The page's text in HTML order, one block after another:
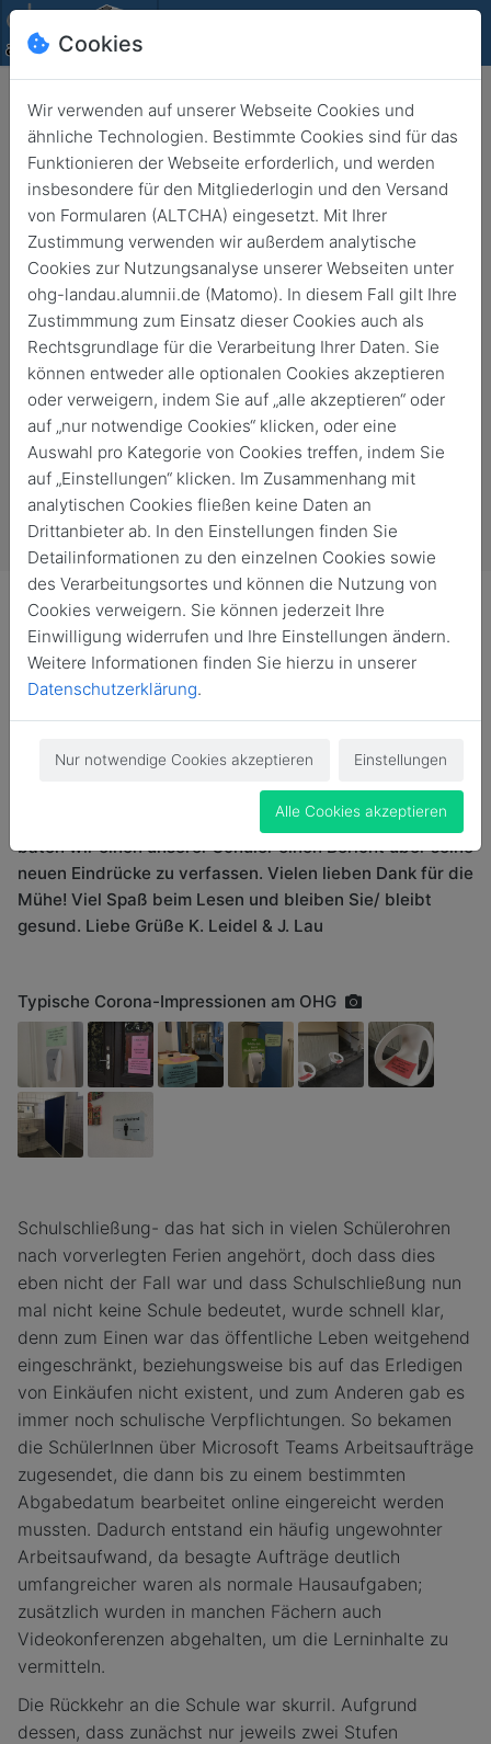
Schule zu Corona Zeiten
Zurück 9. Okt. 2020
Liebe Alumni, Herbstferien, wir haben es tatsächlich
musste weder Klassen noch die gesamte OHG-
Gemeinschaft in Quarantäne schicken. Um Ihnen/ euch
einen kleinen Einblick in den Schulalltag zu gewähren,
baten wir einen unserer Schüler einen Bericht über seine
neuen Eindrücke zu verfassen. Vielen lieben Dank für die
Mühe! Viel Spaß beim Lesen und bleiben Sie/ bleibt
gesund. Liebe Grüße K. Leidel & J. Lau
Typische Corona-Impressionen am OHG
Schulschließung- das hat sich in vielen Schülerohren
nach vorverlegten Ferien angehört, doch dass dies
eben nicht der Fall war und dass Schulschließung nun
mal nicht keine Schule bedeutet, wurde schnell klar,
denn zum Einen war das öffentliche Leben weitgehend
eingeschränkt, beziehungsweise bis auf das Erledigen
von Einkäufen nicht existent, und zum Anderen gab es
immer noch schulische Verpflichtungen. So bekamen
die SchülerInnen über Microsoft Teams Arbeitsaufträge
zugesendet, die dann bis zu einem bestimmten
Abgabedatum bearbeitet online eingereicht werden
mussten. Dadurch entstand ein häufig ungewohnter
Arbeitsaufwand, da besagte Aufträge deutlich
umfangreicher waren als normale Hausaufgaben;
zusätzlich wurden in manchen Fächern auch
Videokonferenzen abgehalten, um die Lerninhalte zu
vermitteln.
Die Rückkehr an die Schule war skurril. Aufgrund
dessen, dass zunächst nur jeweils zwei Stufen
Cookies
Wir verwenden auf unserer Webseite Cookies und
ähnliche Technologien. Bestimmte Cookies sind für das
Funktionieren der Webseite erforderlich, und werden
insbesondere für den Mitgliederlogin und den Versand
von Formularen (ALTCHA) eingesetzt. Mit Ihrer
Zustimmung verwenden wir außerdem analytische
Cookies zur Nutzungsanalyse unserer Webseiten unter
ohg-landau.alumnii.de (Matomo). In diesem Fall gilt Ihre
Zustimmmung zum Einsatz dieser Cookies auch als
Rechtsgrundlage für die Verarbeitung Ihrer Daten. Sie
können entweder alle optionalen Cookies akzeptieren
oder verweigern, indem Sie auf „alle akzeptieren“ oder
auf „nur notwendige Cookies“ klicken, oder eine
Auswahl pro Kategorie von Cookies treffen, indem Sie
auf „Einstellungen“ klicken. Im Zusammenhang mit
analytischen Cookies fließen keine Daten an
Drittanbieter ab. In den Einstellungen finden Sie
Detailinformationen zu den einzelnen Cookies sowie
des Verarbeitungsortes und können die Nutzung von
Cookies verweigern. Sie können jederzeit Ihre
Einwilligung widerrufen und Ihre Einstellungen ändern.
Weitere Informationen finden Sie hierzu in unserer
Datenschutzerklärung.
Nur notwendige Cookies akzeptieren Einstellungen
Alle Cookies akzeptieren